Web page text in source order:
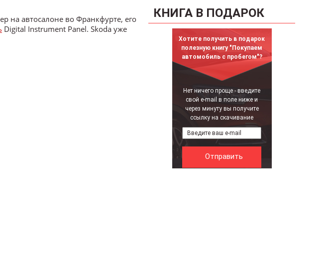
КНИГА В ПОДАРОК
Хотите получить в подарок
полезную книгу "Покупаем
автомобиль с пробегом"?
Нет ничего проще - введите
свой e-mail в поле ниже и
через минуту вы получите
ссылку на скачивание
на автосалоне во Франкфурте, его
Digital Instrument Panel. Skoda уже